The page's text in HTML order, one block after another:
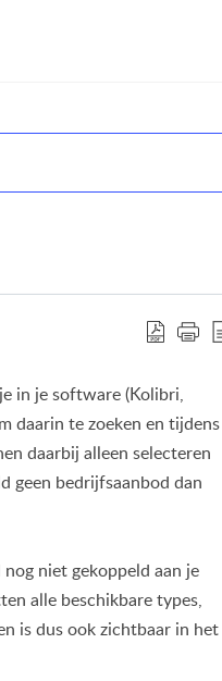
in je software (Kolibri,
daarin te zoeken en tijdens
daarbij alleen selecteren
geen bedrijfsaanbod dan
niet gekoppeld aan je
alle beschikbare types,
is dus ook zichtbaar in het